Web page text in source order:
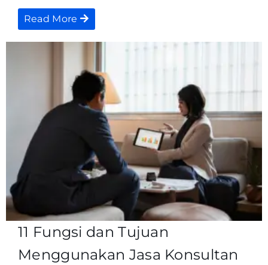
Read More
11 Fungsi dan Tujuan
Menggunakan Jasa Konsultan